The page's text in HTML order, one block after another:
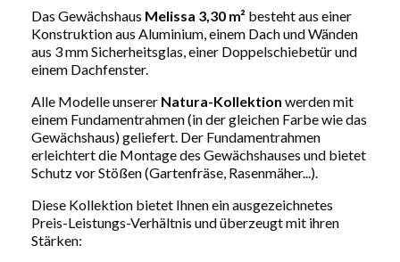
Das Gewächshaus Melissa 3,30 m² besteht aus einer
Konstruktion aus Aluminium, einem Dach und Wänden
aus 3 mm Sicherheitsglas, einer Doppelschiebetür und
einem Dachfenster.
Alle Modelle unserer Natura-Kollektion werden mit
einem Fundamentrahmen (in der gleichen Farbe wie das
Gewächshaus) geliefert. Der Fundamentrahmen
erleichtert die Montage des Gewächshauses und bietet
Schutz vor Stößen (Gartenfräse, Rasenmäher...).
Diese Kollektion bietet Ihnen ein ausgezeichnetes
Preis-Leistungs-Verhältnis und überzeugt mit ihren
Stärken: